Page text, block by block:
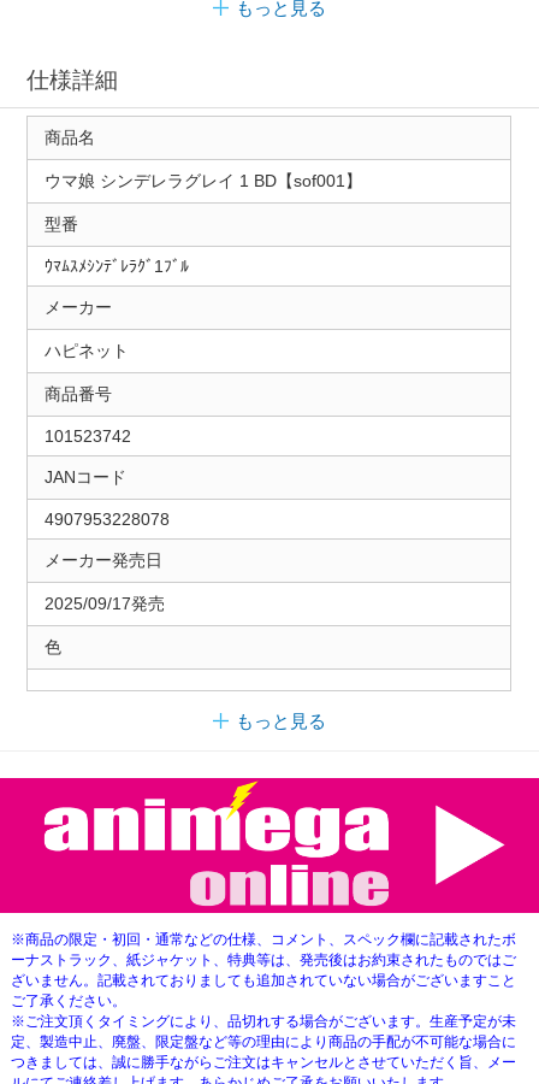
もっと見る
仕様詳細
商品名
ウマ娘 シンデレラグレイ 1 BD【sof001】
型番
ｳﾏﾑｽﾒｼﾝﾃﾞﾚﾗｸﾞ1ﾌﾞﾙ
メーカー
ハピネット
商品番号
101523742
JANコード
4907953228078
メーカー発売日
2025/09/17発売
色
もっと見る
※商品の限定・初回・通常などの仕様、コメント、スペック欄に記載されたボ
ーナストラック、紙ジャケット、特典等は、発売後はお約束されたものではご
ざいません。記載されておりましても追加されていない場合がございますこと
ご了承ください。
※ご注文頂くタイミングにより、品切れする場合がございます。生産予定が未
定、製造中止、廃盤、限定盤など等の理由により商品の手配が不可能な場合に
つきましては、誠に勝手ながらご注文はキャンセルとさせていただく旨、メー